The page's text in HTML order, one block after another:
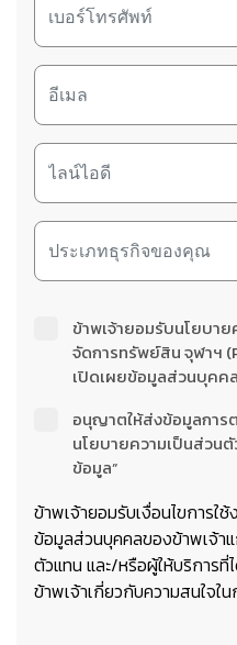
ข้าพเจ้ายอมรับนโยบา
จัดการทรัพย์สิน จุฬาฯ
เปิดเผยข้อมูลส่วนบุคค
อนุญาตให้ส่งข้อมูลการ
นโยบายความเป็นส่วนตั
ข้อมูล”
ข้าพเจ้ายอมรับเงื่อนไขการใ
ข้อมูลส่วนบุคคลของข้าพเจ้
ตัวแทน และ/หรือผู้ให้บริการ
ข้าพเจ้าเกี่ยวกับความสนใจใ